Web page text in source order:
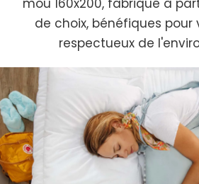
de choix, bénéfiques
respectueux de